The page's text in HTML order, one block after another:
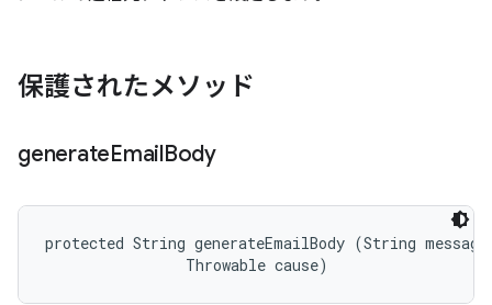
保護されたメソッド
generateEmailBody
protected String generateEmailBody (String
                Throwable cause)